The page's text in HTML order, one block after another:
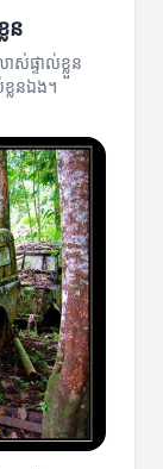
ន
ាស់ផ្ទាល់ខ្លួន
លួនឯង។